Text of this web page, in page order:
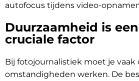
autofocus tijdens video-
Duurzaamheid is
cruciale factor
Bij fotojournalistiek moet je vaak
omstandigheden werken. De